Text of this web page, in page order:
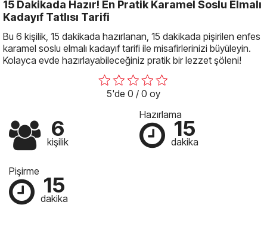
15 Dakikada Hazır! En Pratik Karamel Soslu Elmalı
Kadayıf Tatlısı Tarifi
Bu 6 kişilik, 15 dakikada hazırlanan, 15 dakikada pişirilen enfes
karamel soslu elmalı kadayıf tarifi ile misafirlerinizi büyüleyin.
Kolayca evde hazırlayabileceğiniz pratik bir lezzet şöleni!
5'de 0 / 0 oy
6
kişilik
Hazırlama
15
dakika
Pişirme
15
dakika